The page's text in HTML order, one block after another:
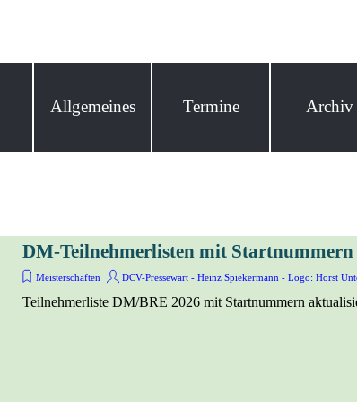
Allgemeines Termine Archiv
DM-Teilnehmerlisten mit
Meisterschaften DCV-Pressewart - Heinz Spiekermann - Logo: Horst
Teilnehmerliste DM/BRE 2026 mit Startnummern